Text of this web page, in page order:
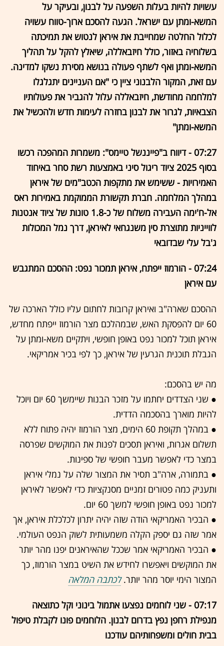
עשויות להיות בעלות השפעה על לבנון, ובעיקר על
המשא-ומתן עם ישראל. הגעה להסכם ארוך-טווח עשויה
לכלול החלטה שמחייבת את איראן לנטוש את תמיכתה
בשלוחיה באזור, כולל חיזבאללה, שיאלץ להקל על תהליך
המשא-ומתן ואף לשתף פעולה בנושא מסירת נשקו למדינה.
עם זאת, המקור הלבנוני ציין כי "אם העניינים יתגלגלו
למלחמה מחודשת, חיזבאללה עלול להגביר את פעולותיו
הצבאיות, לגרור את לבנון בחזרה לעימות חדש ולהכשיל את
המשא-ומתן"
07:27 - דיווח ב"פייננשל טיימס": משמרות המהפכה רכשו
בסוף 2025 ציוד ריגול סיני באמצעות רשת סחר באיחוד
האמירויות - ששימש את מתקפות הכטב"מים של איראן
במהלך המלחמה. חברת תקשורת הממוקמת באמירות ראס
אל-ח'ימה העבירה משלוח של כ-1.8 טונות של ציוד אנטנות
לווייניות מתוצרת סין משנגחאי לאיראן, דרך נמל המכולות
ג'בל עלי שבדובאי
07:24 - הורמוז ייפתח, איראן תמכור נפט: ההסכם המתגבש
עם איראן
ההסכם שארה"ב ואיראן קרובות לחתום עליו כולל הארכה של
60 יום להפסקת האש, שבמהלכם מצר הורמוז ייפתח מחדש,
איראן תוכל למכור נפט באופן חופשי, ויתקיים משא-ומתן על
הגבלת תוכנית הגרעין של איראן, כך לפי בכיר אמריקאי.
מה יש בהסכם:
● שני הצדדים יחתמו על מזכר הבנות שיימשך 60 יום ויוכל
להיות מוארך בהסכמה הדדית.
● במהלך תקופת 60 הימים, מצר הורמוז יהיה פתוח ללא
תשלום אגרות, ואיראן תסכים לפנות את המוקשים שפרסה
במצר כדי לאפשר מעבר חופשי של ספינות.
● בתמורה, ארה"ב תסיר את המצור שלה על נמלי איראן
ותעניק כמה פטורים זמניים מסנקציות כדי לאפשר לאיראן
למכור נפט באופן חופשי למשך 60 יום.
● הבכיר האמריקאי הודה שזה יהיה יתרון לכלכלת איראן, אך
אמר שזה גם יספק הקלה משמעותית לשוק הנפט העולמי.
● הבכיר האמריקאי אמר שככל שהאיראנים יפנו מהר יותר
את המוקשים ויאפשרו לחידש את השיט במצר הורמוז, כך
המצור הימי יוסר מהר יותר.לכתבה המלאה
07:17 - שני לוחמים נפצעו אתמול בינוני וקל כתוצאה
מנפילת רחפן נפץ בדרום לבנון. הלוחמים פונו לקבלת טיפול
בבית חולים ומשפחותיהם עודכנו